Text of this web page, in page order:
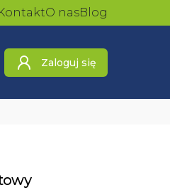
O nasBlog
Zaloguj się